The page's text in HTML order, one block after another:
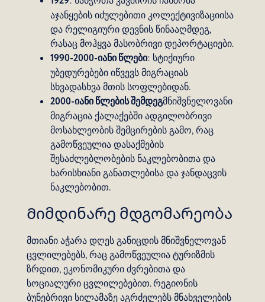
აჯანყების იძულებითი კოლექტივიზაციისა
და რელიგიური დევნის წინააღმდეგ,
რასაც მოჰყვა მასობრივი დეპორტაციები.
1990-2000-იანი წლები: სტიქიური
უბედურებები იწვევს მიგრაციას
სხვადასხვა მთის სოფლებიდან.
2000-იანი წლების შემდეგმნიშვნელოვანი
მიგრაცია ქალაქებში ადგილობრივი
მოსახლეობის შემცირების გამო, რაც
გამოწვეულია დასაქმების
შესაძლებლობების ნაკლებობითა და
ხარისხიანი განათლებისა და ჯანდაცვის
ნაკლებობით.
Მიმდინარე მდგომარეობა
მთიანი აჭარა დღეს განიცდის მნიშვნელოვან
ცვლილებებს, რაც გამოწვეულია ტურიზმის
ზრდით, ეკონომიკური ძვრებითა და
სოციალური ცვლილებებით. რეგიონის
ბუნებრივი სილამაზე აგრძელებს მნახველების